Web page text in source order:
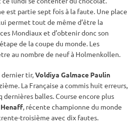
est partie sept fois à la faute. Une place
permet tout de même d’être la
Mondiaux et d’obtenir donc son
de lacoupe du monde. Les
au nombre de neuf à Holmenkollen.
dernier tir,Voldiya Galmace Paulin
La Française a commis huit erreurs,
dernières balles. Course encore plus
, récente championne du monde
troisième avec dix fautes.